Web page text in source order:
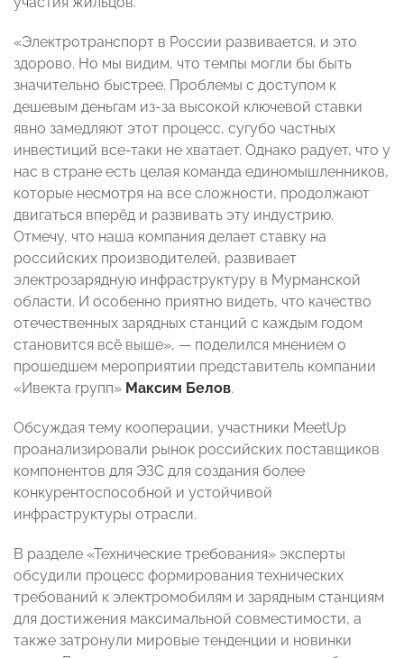
«Электротранспорт в России развивается, и это
здорово. Но мы видим, что темпы могли бы быть
значительно быстрее. Проблемы с доступом к
дешевым деньгам из-за высокой ключевой ставки
явно замедляют этот процесс, сугубо частных
инвестиций все-таки не хватает. Однако радует, что у
нас в стране есть целая команда единомышленников,
которые несмотря на все сложности, продолжают
двигаться вперёд и развивать эту индустрию.
Отмечу, что наша компания делает ставку на
российских производителей, развивает
электрозарядную инфраструктуру в Мурманской
области. И особенно приятно видеть, что качество
отечественных зарядных станций с каждым годом
становится всё выше», — поделился мнением о
прошедшем мероприятии представитель компании
«Ивекта групп» Максим Белов.
Обсуждая тему кооперации, участники MeetUp
проанализировали рынок российских поставщиков
компонентов для ЭЗС для создания более
конкурентоспособной и устойчивой
инфраструктуры отрасли.
В разделе «Технические требования» эксперты
обсудили процесс формирования технических
требований к электромобилям и зарядным станциям
для достижения максимальной совместимости, а
также затронули мировые тенденции и новинки